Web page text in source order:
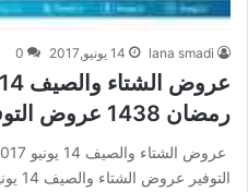
lana smadi 14 يونيو,2017 0
رمضان 1438 عروض التوفير
التوفير عروض الشتاء والصيف 14 يونيو 2017 الأربعاء 19…